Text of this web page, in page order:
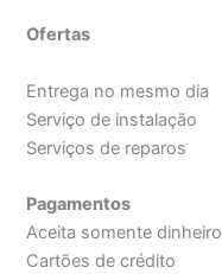
Ofertas
Entrega no mesmo dia
Serviço de instalação
Serviços de reparos
Pagamentos
Aceita somente dinheiro
Cartões de crédito